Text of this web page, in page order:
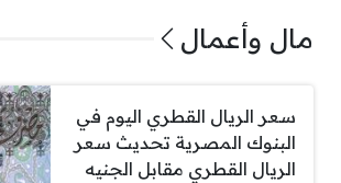
مال وأعمال
سعر الريال القطري اليوم في
البنوك المصرية تحديث سعر
الريال القطري مقابل الجنيه